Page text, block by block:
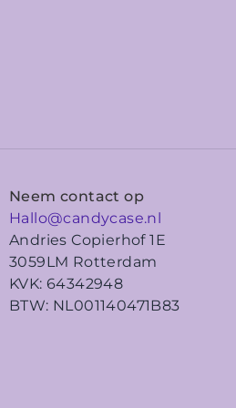
Neem contact op
Hallo@candycase.nl
Andries Copierhof 1E
3059LM Rotterdam
KVK: 64342948
BTW: NL001140471B83